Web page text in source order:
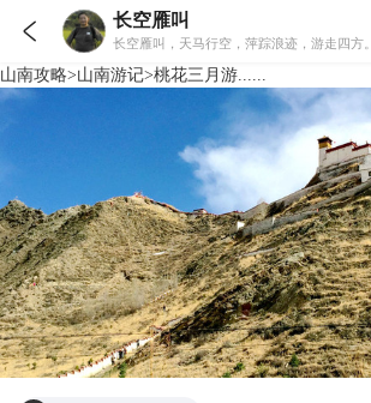
 长空雁叫
长空雁叫，天马行空，萍踪浪迹，游走四方。
山南攻略>山南游记>桃花三月游......